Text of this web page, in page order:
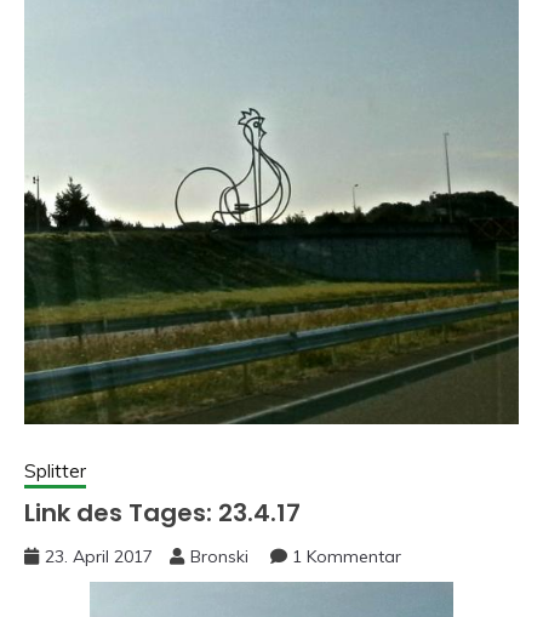
Splitter
Link des Tages: 23.4.17
23. April 2017 Bronski 1 Kommentar